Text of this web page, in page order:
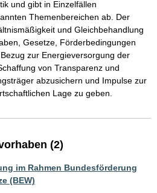
und gibt in Einzelfällen
Themenbereichen ab. Der
und Gleichbehandlung
Gesetze, Förderbedingungen
zur Energieversorgung der
von Transparenz und
abzusichern und Impulse zur
Lage zu geben.
(2)
im Rahmen Bundesförderung
(BEW)